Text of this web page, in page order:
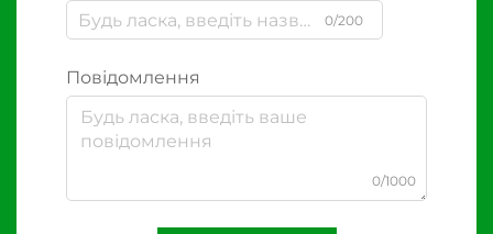
0/200
Повідомлення
0/1000